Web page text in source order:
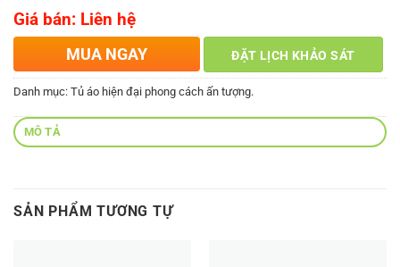
Giá bán: Liên hệ
MUA NGAY ĐẶT LỊCH KHẢO SÁT
Danh mục: Tủ áo hiện đại phong cách ấn tượng.
MÔ TẢ
SẢN PHẨM TƯƠNG TỰ